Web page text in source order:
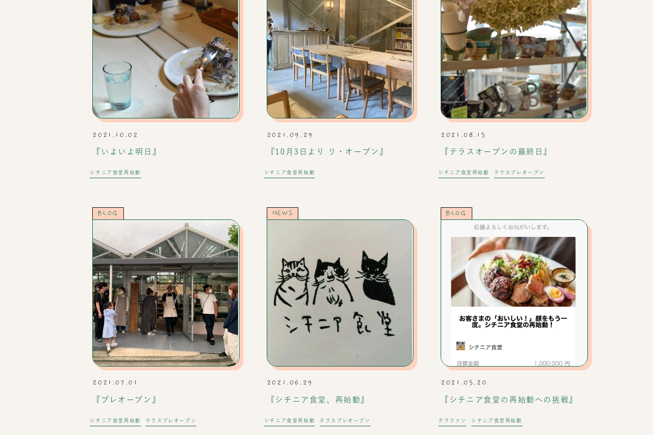
2021.10.02
『いよいよ明日』
シチニア食堂再始動
2021.09.29
『10月3日より リ・オープン』
シチニア食堂再始動
2021.08.15
『テラスオープンの最終日』
シチニア食堂再始動 テラスプレオープン
BLOG
2021.07.01
『プレオープン』
シチニア食堂再始動 テラスプレオープン
NEWS
2021.06.29
『シチニア食堂、再始動』
シチニア食堂再始動 テラスプレオープン
BLOG
2021.05.20
『シチニア食堂の再始動への挑戦』
クラファン シチニア食堂再始動